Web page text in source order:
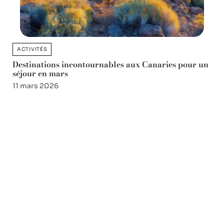
ACTIVITÉS
Destinations incontournables aux Canaries pour un
séjour en mars
11 mars 2026